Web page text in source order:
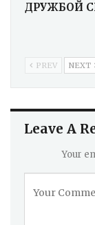
ДРУЖБОЙ
PREV NEXT
Leave A
Your